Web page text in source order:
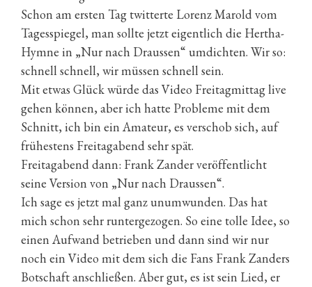
Schon am ersten Tag twitterte Lorenz Marold vom
Tagesspiegel, man sollte jetzt eigentlich die Hertha-
Hymne in „Nur nach Draussen“ umdichten. Wir so:
schnell schnell, wir müssen schnell sein.
Mit etwas Glück würde das Video Freitagmittag live
gehen können, aber ich hatte Probleme mit dem
Schnitt, ich bin ein Amateur, es verschob sich, auf
frühestens Freitagabend sehr spät.
Freitagabend dann: Frank Zander veröffentlicht
seine Version von „Nur nach Draussen“.
Ich sage es jetzt mal ganz unumwunden. Das hat
mich schon sehr runtergezogen. So eine tolle Idee, so
einen Aufwand betrieben und dann sind wir nur
noch ein Video mit dem sich die Fans Frank Zanders
Botschaft anschließen. Aber gut, es ist sein Lied, er